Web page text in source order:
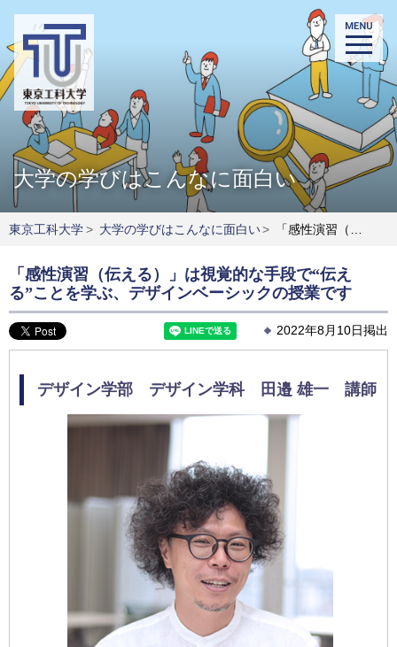
大学の学びはこんなに面白い
東京工科大学> 大学の学びはこんなに面白い> 「感性演習（伝える）」は視覚的な手段で“伝える”ことを学ぶ、デザインベーシックの授業です
「感性演習（伝える）」は視覚的な手段で“伝え
る”ことを学ぶ、デザインベーシックの授業です
2022年8月10日掲出
デザイン学部 デザイン学科 田邉 雄一 講師